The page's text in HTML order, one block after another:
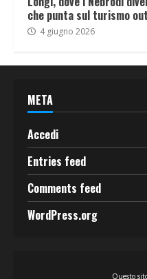
che punta sul turismo
4 giugno 2026
META
Accedi
Entries feed
Comments feed
WordPress.org
Questo